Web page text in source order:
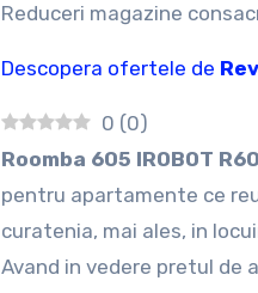
Reduceri magazine
Descopera ofertele de
0 (0)
Roomba 605 IROBOT
pentru apartamente ce
curatenia, mai ales, in
Avand in vedere pretul de